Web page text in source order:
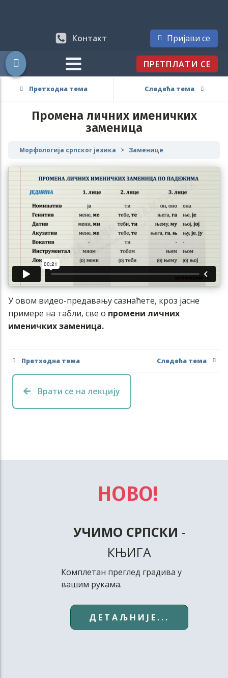
Контакт Пријави се
ПРЕТПЛАТИ СЕ
Претходна тема Следећа тема
Промена личних именичких
заменица
Морфологија српског језика Заменице
У овом видео-предавању сазнаћете, кроз јасне
примере на табли, све о промени личних
именичких заменица.
Претходна тема Следећа тема
Врати се на лекцију
НОВО!
УЧИМО СРПСКИ -
КЊИГА
Комплетан преглед градива у
вашим рукама.
ДЕТАЉНИЈЕ...